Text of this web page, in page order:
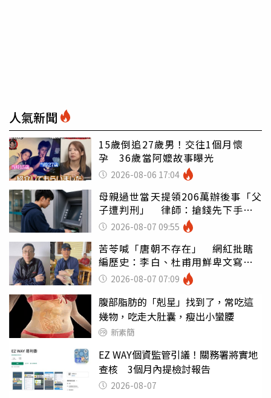
人氣新聞
15歲倒追27歲男！交往1個月懷
孕 36歲當阿嬤故事曝光
2026-08-06 17:04
母親過世當天提領206萬辦後事「父
子遭判刑」 律師：搶錢先下手是
罪 2026-08-07 09:55
苦苓喊「唐朝不存在」 網紅批瞎
編歷史：李白、杜甫用鮮卑文寫
詩？2026-08-07 07:09
腹部脂肪的「剋星」找到了，常吃這
幾物，吃走大肚囊，瘦出小蠻腰
新素簡
EZ WAY個資監管引議！關務署將實地
查核 3個月內提檢討報告
2026-08-07